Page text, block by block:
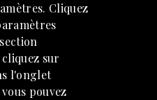
Cliquez
sur
l'onglet
pouvez